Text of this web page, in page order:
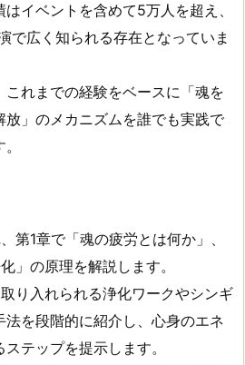
イベントを含めて5万人を超え、
で広く知られる存在となっていま
れまでの経験をベースに「魂を
放」のメカニズムを誰でも実践で
第1章で「魂の疲労とは何か」、
」の原理を解説します​。
り入れられる浄化ワークやシンギ
法を段階的に紹介し、心身のエネ
テップを提示します​。